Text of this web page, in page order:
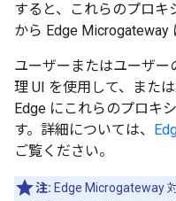
すると、これらのプロキ
から Edge Microgateway
ユーザーまたはユーザー
理 UI を使用して、また
Edge にこれらのプロキ
す。詳細については、
ご覧ください。
注: Edge Microgateway